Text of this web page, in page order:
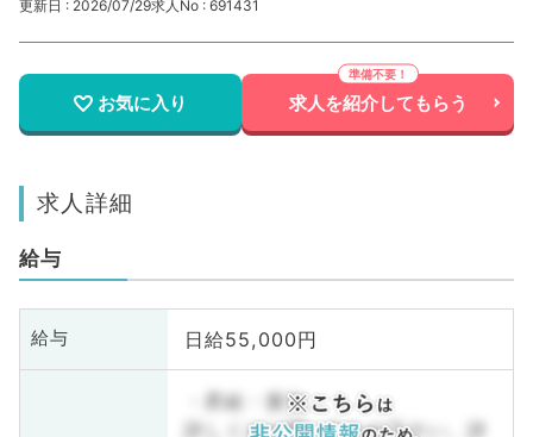
更新日 : 2026/07/29求人No : 691431
お気に入り 求人を紹介してもらう
求人詳細
給与
給与 日給55,000円
・昇給・賞与
詳しくはお問い合わせ下さい。詳